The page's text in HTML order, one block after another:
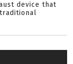
device that